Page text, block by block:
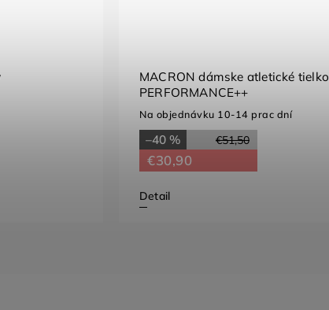
MACRON dámske atletické tielko
PERFORMANCE++
Na objednávku 10-14 prac dní
€51,50
–40 %
€30,90
Detail